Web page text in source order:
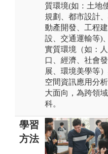
質環境(如：土地
規劃、都市設計
動產開發、工程建
設、交通運輸等)
實質環境（如：人
口、經濟、社會發
展、環境美學等
空間資訊應用分
大面向，為跨領
科。
學習
方法